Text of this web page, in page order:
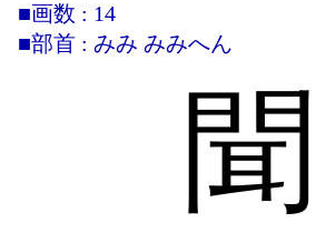
■画数 : 14
■部首 : みみ みみへん
聞